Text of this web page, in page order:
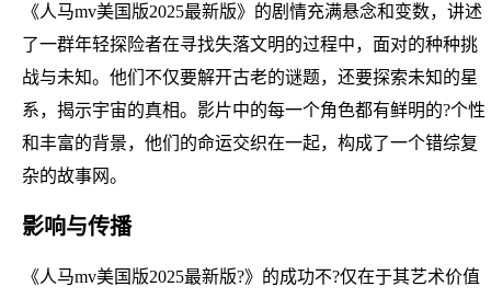
《人马mv美国版2025最新版》的剧情充满悬念和变数，讲述
了一群年轻探险者在寻找失落文明的过程中，面对的种种挑
战与未知。他们不仅要解开古老的谜题，还要探索未知的星
系，揭示宇宙的真相。影片中的每一个角色都有鲜明的?个性
和丰富的背景，他们的命运交织在一起，构成了一个错综复
杂的故事网。
影响与传播
《人马mv美国版2025最新版?》的成功不?仅在于其艺术价值